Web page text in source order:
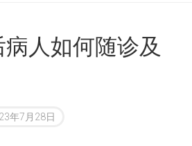
人如何随诊及
年7月28日